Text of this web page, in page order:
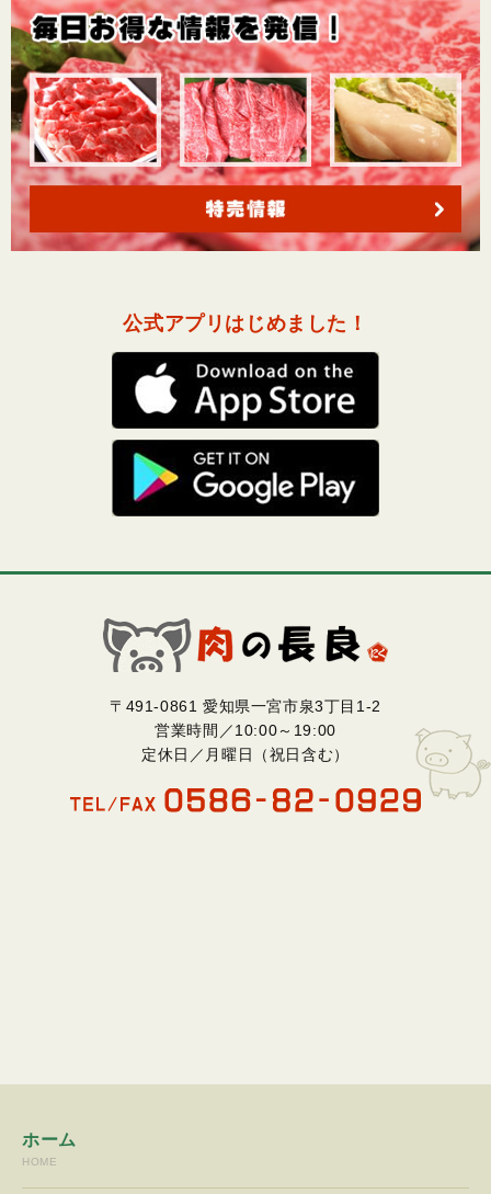
公式アプリはじめました！
〒491-0861 愛知県一宮市泉3丁目1-2
営業時間／10:00～19:00
定休日／月曜日（祝日含む）
ホーム
HOME